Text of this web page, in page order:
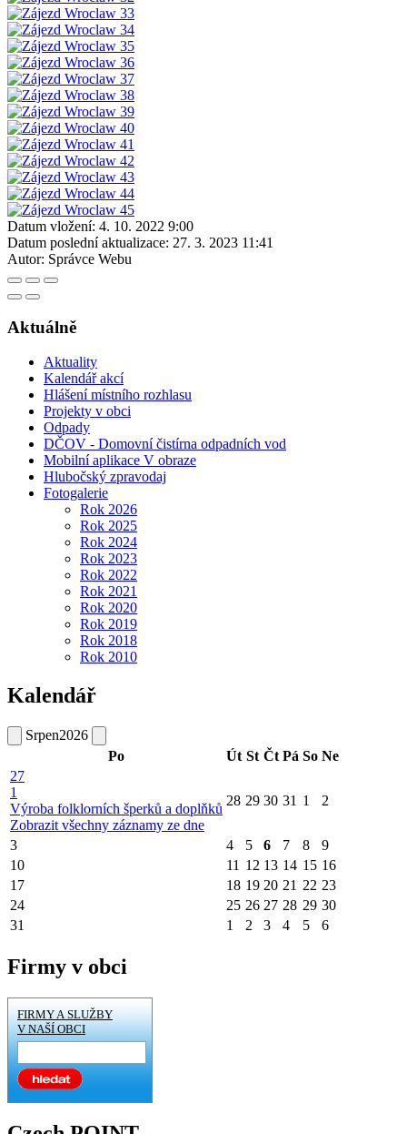
Datum vložení: 4. 10. 2022 9:00
Datum poslední aktualizace: 27. 3. 2023 11:41
Autor: Správce Webu
Aktuálně
Aktuality
Kalendář akcí
Hlášení místního rozhlasu
Projekty v obci
Odpady
DČOV - Domovní čistírna odpadních vod
Mobilní aplikace V obraze
Hlubočský zpravodaj
Fotogalerie
Rok 2026
Rok 2025
Rok 2024
Rok 2023
Rok 2022
Rok 2021
Rok 2020
Rok 2019
Rok 2018
Rok 2010
Kalendář
Srpen2026
Po
Út St Čt Pá So Ne
27
1
Výroba folklorních šperků a doplňků
Zobrazit všechny záznamy ze dne
28 29 30 31 1 2
3 4 5 6 7 8
9
10
11 12 13 14 15 16
17
18 19 20 21 22 23
24
25 26 27 28 29 30
31
1 2 3 4 5 6
Firmy v obci
FIRMY A SLUŽBY
V NAŠÍ OBCI